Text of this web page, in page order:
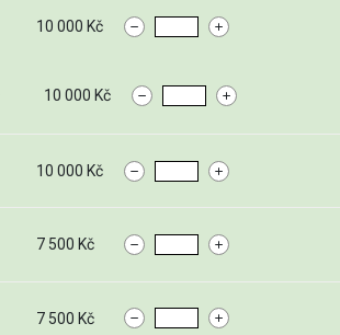
10 000 Kč
10 000 Kč
10 000 Kč
7 500 Kč
7 500 Kč